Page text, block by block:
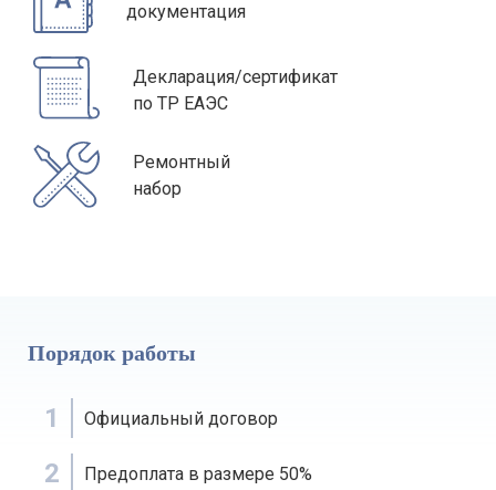
документация
Декларация/сертификат
по ТР ЕАЭС
Ремонтный
набор
Порядок работы
1 Официальный договор
2 Предоплата в размере 50%